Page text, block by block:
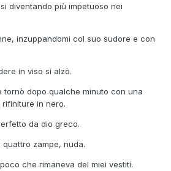
diventando più impetuoso nei
inzuppandomi col suo sudore e con
in viso si alzò.
tornò dopo qualche minuto con una
in nero.
da dio greco.
zampe, nuda.
che rimaneva del miei vestiti.